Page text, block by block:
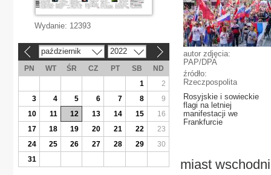
autor zdjęcia:
PAP/DPA
źródło:
Rzeczpospolita
Rosyjskie i sowieckie
flagi na letniej
manifestacji we
Frankfurcie
miast
Wydanie: 12393
październik 2022
PN WT ŚR CZ PT SB
ND
1
2
3
4 5 6 7 8
9
10
11 12 13 14 15
16
17
18 19 20 21 22
23
24
25 26 27 28 29
30
31